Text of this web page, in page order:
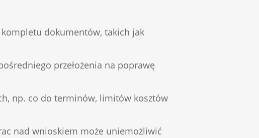
dokumentów, takich jak
przełożenia na poprawę
np. co do terminów, limitów kosztów
nad wnioskiem może uniemożliwić